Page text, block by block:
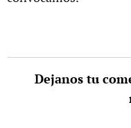
Dejanos tu